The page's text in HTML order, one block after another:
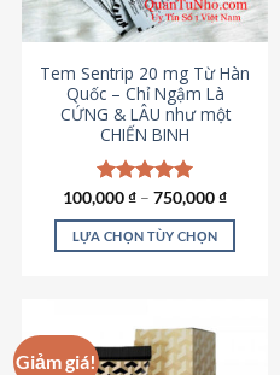
có
thể
chọn
trên
trang
sản
phẩm
Tem Sentrip 20 mg Từ Hàn
Quốc – Chỉ Ngậm Là
CỨNG & LÂU như một
CHIẾN BINH
Được xếp
hạng5.00
5 sao
100,000₫ – 750,000₫
LỰA CHỌN TÙY CHỌN
có
nhiều
Giảm giá!